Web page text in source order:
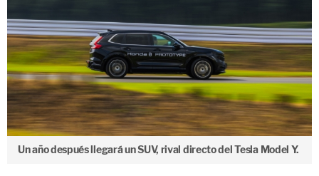
Un año después llegará un SUV, rival directo del Tesla Model Y.